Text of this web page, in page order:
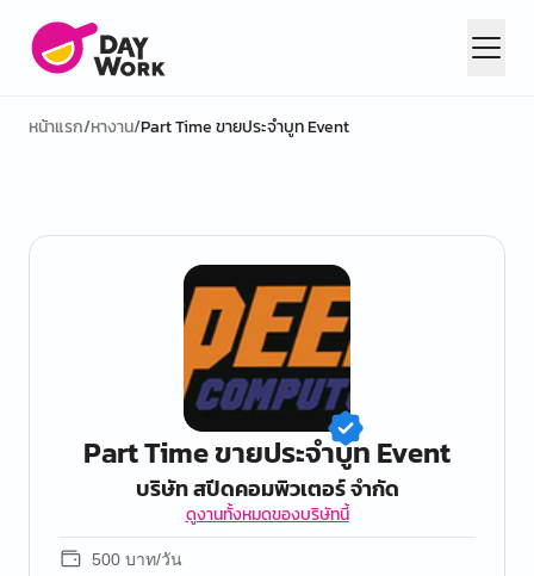
หน้าแรก/หางาน/Part Time ขายประจำบูท Event
Part Time ขายประจำบูท Event
บริษัท สปีดคอมพิวเตอร์ จำกัด
ดูงานทั้งหมดของบริษัทนี้
500 บาท/วัน